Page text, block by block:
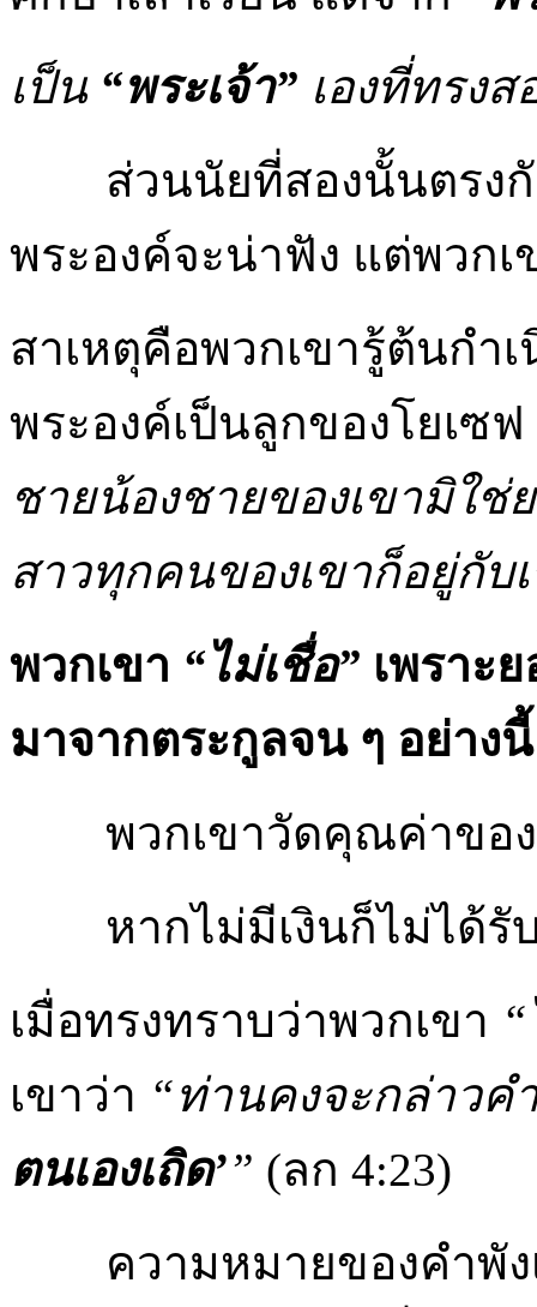
เป็น “พระเจ้า” เองที่ทรง
ส่วนนัยที่สองนั้นตรงกั
พระองค์จะน่าฟัง แต่พวก
สาเหตุคือพวกเขารู้ต้นกำ
พระองค์เป็นลูกของโยเซ
ชายน้องชายของเขามิใช่
สาวทุกคนของเขาก็อยู่กับ
พวกเขา “ไม่เชื่อ” เพราะ
มาจากตระกูลจน ๆ อย่าง
พวกเขาวัดคุณค่าขอ
หากไม่มีเงินก็ไม่ได้รั
เมื่อทรงทราบว่าพวกเขา
เขาว่า “ท่านคงจะกล่าวค
ตนเองเถิด’” (ลก 4:23)
ความหมายของคำพั